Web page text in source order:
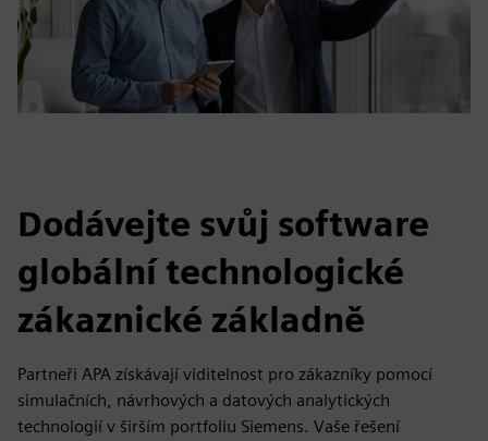
Dodávejte svůj software
globální technologické
zákaznické základně
Partneři APA získávají viditelnost pro zákazníky pomocí
simulačních, návrhových a datových analytických
technologií v širším portfoliu Siemens. Vaše řešení